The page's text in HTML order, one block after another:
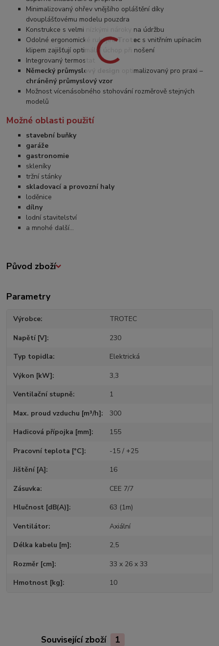
Minimalizovaný ohřev vnějšího opláštění díky
dvouplášťovému modelu pouzdra
Konstrukce s velmi nízkými nároky na údržbu
Odolné ergonomické rukojetiTrotec s vnitřním upínacím
klipem zajišťují optimální úchop při nošení
Integrovaný termostat
Německý průmyslový design
optimalizovaný pro praxi –
chráněný průmyslový vzor
Možnost vícenásobného stohování rozměrově stejných
modelů
Možné oblasti použití
stavební buňky
garáže
gastronomie
skleníky
tržní stánky
skladovací a provozní haly
loděnice
dílny
lodní stavitelství
a mnohé další...
Původ zboží
Parametry
Výrobce TROTEC
Napětí [V] 230
Typ topidla Elektrická
Výkon [kW] 3,3
Ventilační stupně 1
Max. proud vzduchu [m³/h] 300
Hadicová přípojka [mm] 155
Pracovní teplota [°C] -15 / +25
Jištění [A] 16
Zásuvka CEE 7/7
Hlučnost [dB(A)] 63 (1m)
Ventilátor Axiální
Délka kabelu [m] 2,5
Rozměr [cm] 33 x 26 x 33
Hmotnost [kg] 10
Související zboží 1